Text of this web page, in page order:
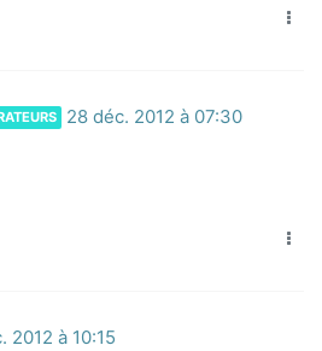
28 déc. 2012 à 07:30
2012 à 10:15